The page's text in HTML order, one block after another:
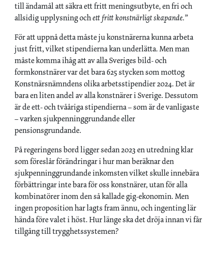
till ändamål att säkra ett fritt meningsutbyte, en fri och
allsidig upplysning ochett fritt konstnärligt skapande.”
För att uppnå detta måste ju konstnärerna kunna arbeta
just fritt, vilket stipendierna kan underlätta. Men man
måste komma ihåg att av alla Sveriges bild- och
formkonstnärer var det bara 625 stycken som mottog
Konstnärsnämndens olika arbetsstipendier 2024. Det är
bara en liten andel av alla konstnärer i Sverige. Dessutom
är de ett- och tvååriga stipendierna – som är de vanligaste
– varken sjukpenninggrundande eller
pensionsgrundande.
På regeringens bord ligger sedan 2023 en utredning klar
som föreslår förändringar i hur man beräknar den
sjukpenninggrundande inkomsten vilket skulle innebära
förbättringar inte bara för oss konstnärer, utan för alla
kombinatörer inom den så kallade gig-ekonomin. Men
ingen proposition har lagts fram ännu, och ingenting lär
hända före valet i höst. Hur länge ska det dröja innan vi får
tillgång till trygghetssystemen?